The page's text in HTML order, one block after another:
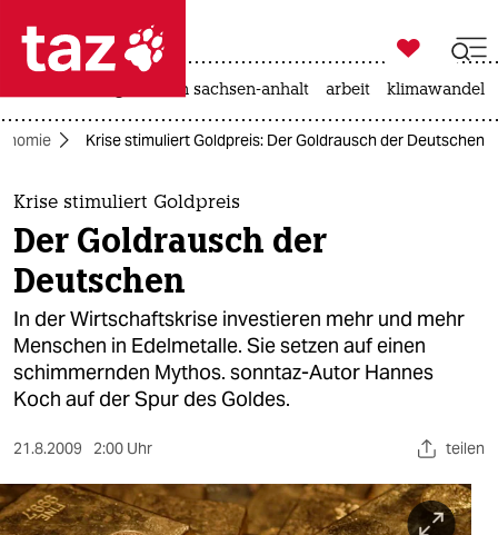
 taz zahl ich
taz zahl ich
themen
politik
öko
gesellschaft
kultur
sport
berlin

taz zahl ich
landtagswahl in sachsen-anhalt arbeit klimawandel
Krise stimuliert Goldpreis: Der Goldrausch der Deutschen
Krise stimuliert Goldpreis
Der Goldrausch der
Deutschen
In der Wirtschaftskrise investieren mehr und mehr
Menschen in Edelmetalle. Sie setzen auf einen
schimmernden Mythos. sonntaz-Autor Hannes
Koch auf der Spur des Goldes.
21.8.2009 2:00 Uhr teilen